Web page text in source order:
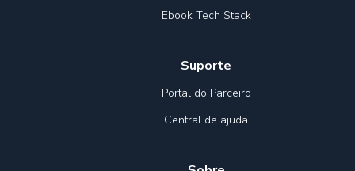
Ebook Tech Stack
Suporte
Portal do Parceiro
Central de ajuda